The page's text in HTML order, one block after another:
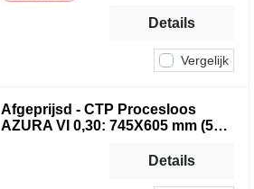
Vergelijk
Details
Afgeprijsd - CTP Procesloos
AZURA VI 0,30: 745X605 mm (50
Details